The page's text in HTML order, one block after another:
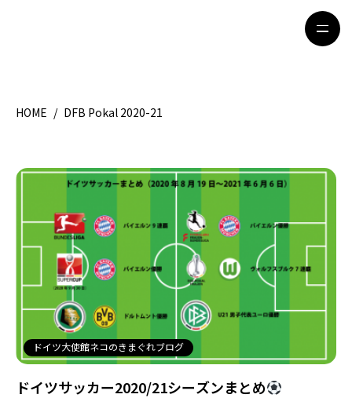
HOME
観光ガイド
留学＆キャリア
ライフスタイル
著者一覧
ライター募集
HOME / DFB Pokal 2020-21
ドイツ大使館ネコのきまぐれブログ
ドイツサッカー2020/21シーズンまとめ